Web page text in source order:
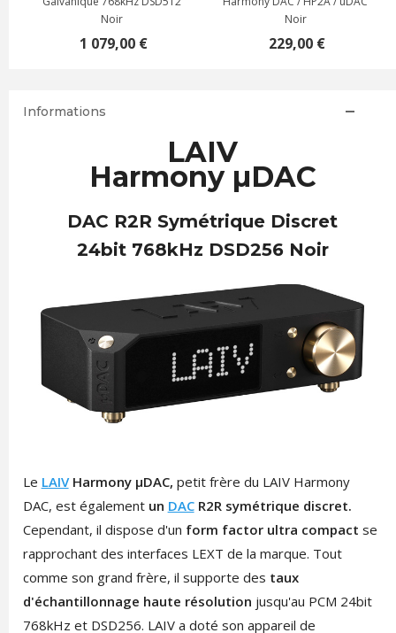
Noir
1 079,00 €
Noir
229,00 €
Informations
LAIV
Harmony µDAC
DAC R2R Symétrique Discret
24bit 768kHz DSD256 Noir
Le LAIVHarmony µDAC, petit frère du LAIV Harmony
DAC, est également un DACR2R symétrique discret.
Cependant, il dispose d'un form factor ultra compact se
rapprochant des interfaces LEXT de la marque. Tout
comme son grand frère, il supporte des taux
d'échantillonnage haute résolution jusqu'au PCM 24bit
768kHz et DSD256. LAIV a doté son appareil de